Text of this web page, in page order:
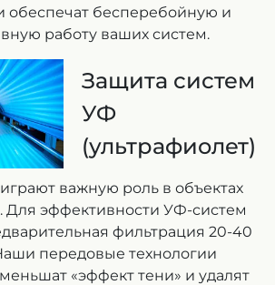
обеспечат бесперебойную и
работу ваших систем.
Защита систем
УФ
(ультрафиолет)
важную роль в объектах
Для эффективности УФ-систем
фильтрация 20-40
передовые технологии
«эффект тени» и удалят